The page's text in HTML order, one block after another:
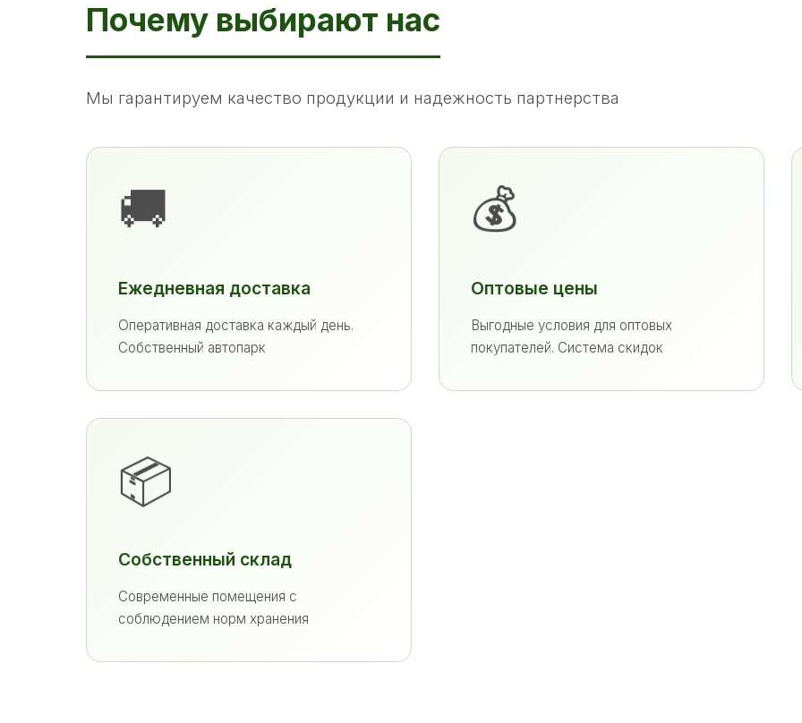
Почему выбирают нас
Мы гарантируем качество продукции и надежность партнерства
🚚
Ежедневная доставка
Оперативная доставка каждый день.
Собственный автопарк
💰
Оптовые цены
Выгодные условия для оптовых
покупателей. Система скидок
📦
Собственный склад
Современные помещения с
соблюдением норм хранения